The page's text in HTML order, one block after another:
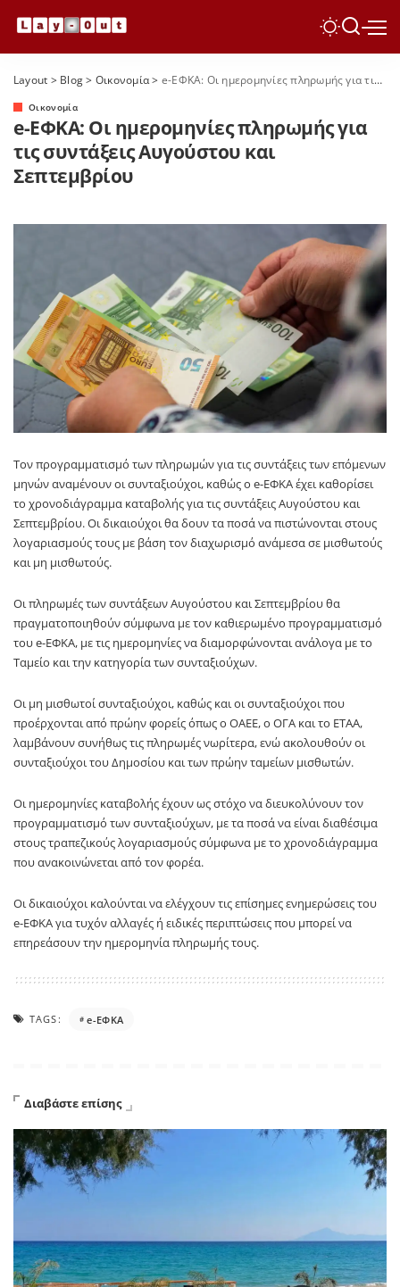
Layout > Blog> Οικονομία> e-ΕΦΚΑ: Οι ημερομηνίες πληρωμής για τις συντάξεις Αυγούστου και Σεπτεμβρίου
Οικονομία
e-ΕΦΚΑ: Οι ημερομηνίες πληρωμής για
τις συντάξεις Αυγούστου και
Σεπτεμβρίου
Τον προγραμματισμό των πληρωμών για τις συντάξεις των επόμενων
μηνών αναμένουν οι συνταξιούχοι, καθώς ο e-ΕΦΚΑέχει καθορίσει
το χρονοδιάγραμμα καταβολής για τις συντάξεις Αυγούστου και
Σεπτεμβρίου. Οι δικαιούχοι θα δουν τα ποσά να πιστώνονται στους
λογαριασμούς τους με βάση τον διαχωρισμό ανάμεσα σε μισθωτούς
και μη μισθωτούς.
Οι πληρωμές των συντάξεων Αυγούστου και Σεπτεμβρίου θα
πραγματοποιηθούν σύμφωνα με τον καθιερωμένο προγραμματισμό
τουe-ΕΦΚΑ, με τις ημερομηνίες να διαμορφώνονται ανάλογα με το
Ταμείο και την κατηγορία των συνταξιούχων.
Οι μη μισθωτοί συνταξιούχοι, καθώς και οι συνταξιούχοι που
προέρχονται από πρώην φορείς όπως ο ΟΑΕΕ, ο ΟΓΑ και το ΕΤΑΑ,
λαμβάνουν συνήθως τις πληρωμές νωρίτερα, ενώ ακολουθούν οι
συνταξιούχοι του Δημοσίου και των πρώην ταμείων μισθωτών.
Οι ημερομηνίες καταβολής έχουν ως στόχο να διευκολύνουν τον
προγραμματισμό των συνταξιούχων, με τα ποσά να είναι διαθέσιμα
στους τραπεζικούς λογαριασμούς σύμφωνα με το χρονοδιάγραμμα
που ανακοινώνεται από τον φορέα.
Οι δικαιούχοι καλούνται να ελέγχουν τις επίσημες ενημερώσεις του
e-ΕΦΚΑγια τυχόν αλλαγές ή ειδικές περιπτώσεις που μπορεί να
επηρεάσουν την ημερομηνία πληρωμής τους.
TAGS: e-ΕΦΚΑ
Διαβάστε επίσης